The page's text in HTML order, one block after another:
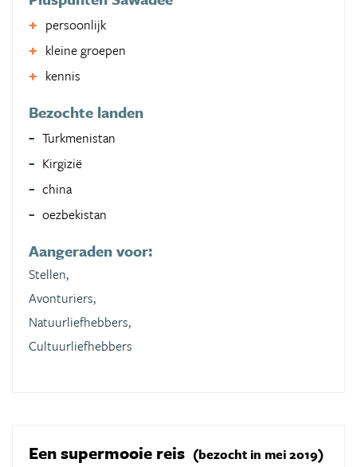
persoonlijk
kleine groepen
kennis
Bezochte landen
Turkmenistan
Kirgizië
china
oezbekistan
Aangeraden voor:
Stellen,
Avonturiers,
Natuurliefhebbers,
Cultuurliefhebbers
Een supermooie reis (bezocht in mei 2019)